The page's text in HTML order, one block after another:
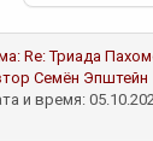
Re: Триада
Семён Эпштейн
и время: